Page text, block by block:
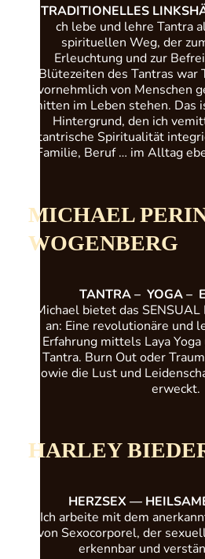
TRADITIONELLES
ch lebe und lehre Tantra
spirituellen Weg, der
Erleuchtung und zur
Blütezeiten des Tantras war
vornehmlich von Menschen
mitten im Leben stehen. Das
Hintergrund, den ich
tantrische Spiritualität
Familie, Beruf … im Alltag
MICHAEL
WOGENBERG
TANTRA – YOGA –
Michael bietet das SENSUAL
an: Eine revolutionäre und
Erfahrung mittels Laya
Tantra. Burn Out oder
sowie die Lust und
erweckt.
HARLEY
HERZSEX —
Ich arbeite mit dem
von Sexocorporel, der
erkennbar und